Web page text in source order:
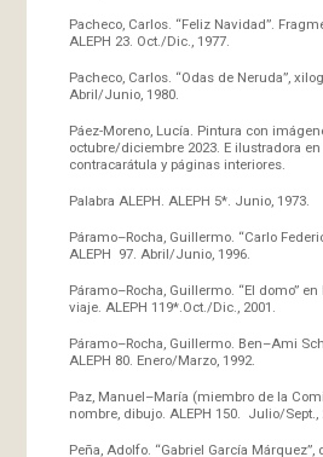
Pacheco, Carlos. “Feliz Navidad”.
ALEPH 23. Oct./Dic., 1977.
Pacheco, Carlos. “Odas de Neruda”,
Abril/Junio, 1980.
Páez-Moreno, Lucía. Pintura con
octubre/diciembre 2023. E ilustradora
contracarátula y páginas interiores.
Palabra ALEPH. ALEPH 5*. Junio, 1973.
Páramo–Rocha, Guillermo. “Carlo
ALEPH 97. Abril/Junio, 1996.
Páramo–Rocha, Guillermo. “El domo”
viaje. ALEPH 119*.Oct./Dic., 2001.
Páramo–Rocha, Guillermo. Ben–Ami
ALEPH 80. Enero/Marzo, 1992.
Paz, Manuel–María (miembro de la
nombre, dibujo. ALEPH 150. Julio/Sept.,
Peña, Adolfo. “Gabriel García Márquez”,